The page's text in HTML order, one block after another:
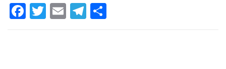
Facebook
Twitter
EmailTelegram